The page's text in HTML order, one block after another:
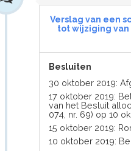
Verslag van een
tot wijziging
Besluiten
30 oktober 2019:
17 oktober 2019:
van het Besluit
074, nr. 69) op 10
15 oktober 2019:
10 oktober 2019: